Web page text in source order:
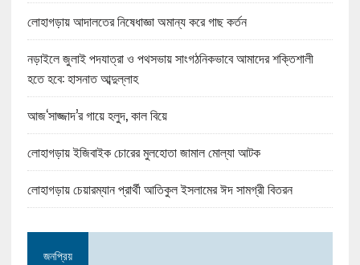
লোহাগড়ায় আদালতের নিষেধাজ্ঞা অমান্য করে গাছ কর্তন
নড়াইলে জুলাই পদযাত্রা ও পথসভায় সাংগঠনিকভাবে আমাদের শক্তিশালী
হতে হবে: হাসনাত আব্দুল্লাহ
আজ‘সাজ্জাদ’র গায়ে হলুদ, কাল বিয়ে
লোহাগড়ায় ইজিবাইক চোরের মুলহোতা জামাল মোল্যা আটক
লোহাগড়ায় চেয়ারম্যান প্রার্থী আতিকুল ইসলামের ঈদ সামগ্রী বিতরন
জনপ্রিয়